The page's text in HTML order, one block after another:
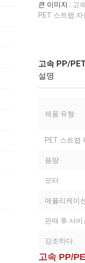
큰 이미지 : 고
PET 스트랩 자
고속 PP/
설명
제품 유형:
PET 스트랩
용량:
모터:
애플리케이
판매 후 서비
강조하다:
고속 PP/